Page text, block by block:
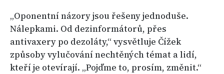
„Oponentní názory jsou řešeny jednoduše.
Nálepkami. Od dezinformátorů, přes
antivaxery po dezoláty,“ vysvětluje Čížek
způsoby vylučování nechtěných témat a lidí,
kteří je otevírají. „Pojďme to, prosím, změnit.“